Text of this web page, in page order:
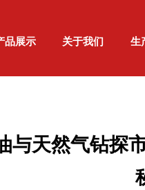
品展示 关于我们 生
与天然气钻探